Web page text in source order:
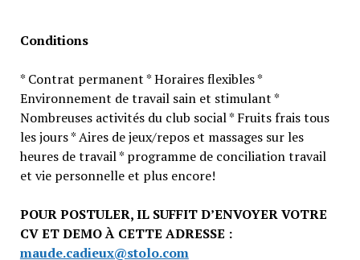
Conditions
* Contrat permanent * Horaires flexibles *
Environnement de travail sain et stimulant *
Nombreuses activités du club social * Fruits frais tous
les jours * Aires de jeux/repos et massages sur les
heures de travail * programme de conciliation travail
et vie personnelle et plus encore!
POUR POSTULER, IL SUFFIT D’ENVOYER VOTRE
CV ET DEMO À CETTE ADRESSE :
maude.cadieux@stolo.com